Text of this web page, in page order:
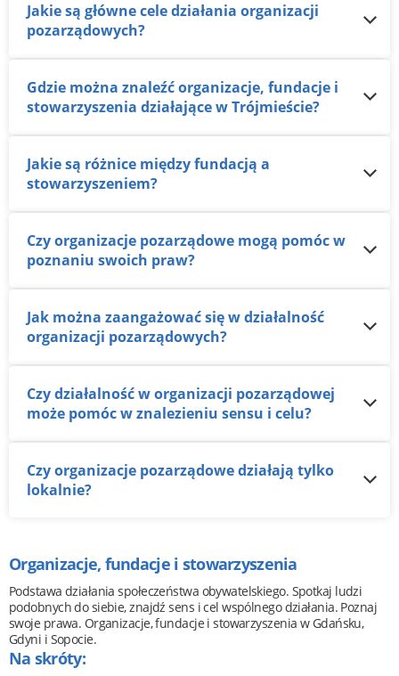
Jakie są główne cele działania organizacji
pozarządowych?
Gdzie można znaleźć organizacje, fundacje i
stowarzyszenia działające w Trójmieście?
Jakie są różnice między fundacją a
stowarzyszeniem?
Czy organizacje pozarządowe mogą pomóc w
poznaniu swoich praw?
Jak można zaangażować się w działalność
organizacji pozarządowych?
Czy działalność w organizacji pozarządowej
może pomóc w znalezieniu sensu i celu?
Czy organizacje pozarządowe działają tylko
lokalnie?
Organizacje, fundacje i stowarzyszenia
Podstawa działania społeczeństwa obywatelskiego. Spotkaj ludzi
podobnych do siebie, znajdź sens i cel wspólnego działania. Poznaj
swoje prawa. Organizacje, fundacje i stowarzyszenia w Gdańsku,
Gdyni i Sopocie.
Na skróty: